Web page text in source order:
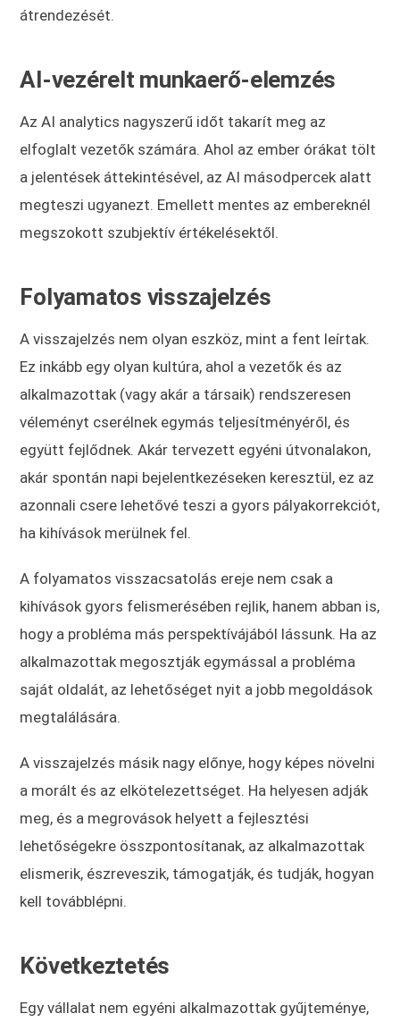
átrendezését.
AI-vezérelt munkaerő-elemzés
Az AI analytics nagyszerű időt takarít meg az
elfoglalt vezetők számára. Ahol az ember órákat tölt
a jelentések áttekintésével, az AI másodpercek alatt
megteszi ugyanezt. Emellett mentes az embereknél
megszokott szubjektív értékelésektől.
Folyamatos visszajelzés
A visszajelzés nem olyan eszköz, mint a fent leírtak.
Ez inkább egy olyan kultúra, ahol a vezetők és az
alkalmazottak (vagy akár a társaik) rendszeresen
véleményt cserélnek egymás teljesítményéről, és
együtt fejlődnek. Akár tervezett egyéni útvonalakon,
akár spontán napi bejelentkezéseken keresztül, ez az
azonnali csere lehetővé teszi a gyors pályakorrekciót,
ha kihívások merülnek fel.
A folyamatos visszacsatolás ereje nem csak a
kihívások gyors felismerésében rejlik, hanem abban is,
hogy a probléma más perspektívájából lássunk. Ha az
alkalmazottak megosztják egymással a probléma
saját oldalát, az lehetőséget nyit a jobb megoldások
megtalálására.
A visszajelzés másik nagy előnye, hogy képes növelni
a morált és az elkötelezettséget. Ha helyesen adják
meg, és a megrovások helyett a fejlesztési
lehetőségekre összpontosítanak, az alkalmazottak
elismerik, észreveszik, támogatják, és tudják, hogyan
kell továbblépni.
Következtetés
Egy vállalat nem egyéni alkalmazottak gyűjteménye,